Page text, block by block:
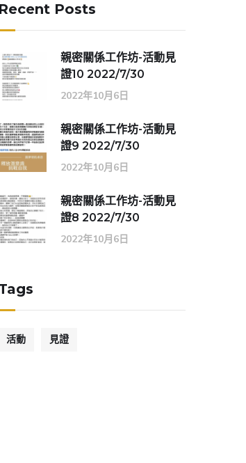
Recent Posts
親密關係工作坊-活動見
證10 2022/7/30
2022年10月6日
親密關係工作坊-活動見
證9 2022/7/30
2022年10月6日
親密關係工作坊-活動見
證8 2022/7/30
2022年10月6日
活動 見證